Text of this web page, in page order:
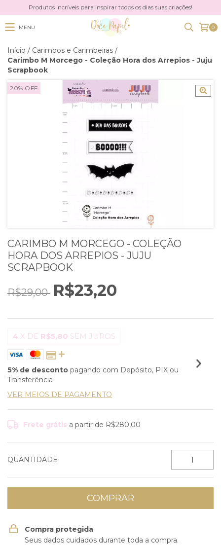
Produtos incríveis para inspirar todos os dias suas criações!
MENU 0
Início / Carimbos e Carimbeiras /
Carimbo M Morcego - Coleção Hora dos Arrepios - Juju
Scrapbook
20% OFF
CARIMBO M MORCEGO - COLEÇÃO
HORA DOS ARREPIOS - JUJU
SCRAPBOOK
R$29,00 R$23,20
4 X DE R$5,80 SEM JUROS
5% de desconto pagando com Depósito, PIX ou
Transferência
VER MEIOS DE PAGAMENTO
Frete grátis a partir de R$280,00
QUANTIDADE
Compra protegida
Seus dados cuidados durante toda a compra.